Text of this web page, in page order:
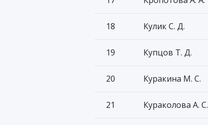
18 Кулик С. Д.
19 Купцов Т. Д.
20 Куракина М. С.
21 Кураколова А. С.